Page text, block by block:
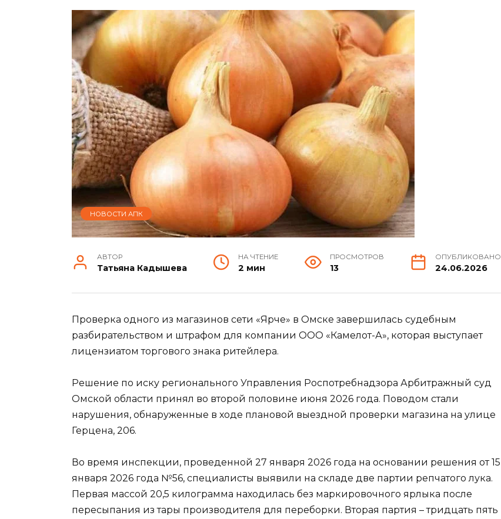
НОВОСТИ АПК
АВТОР
Татьяна Кадышева
НА ЧТЕНИЕ
2 мин
ПРОСМОТРОВ
13
ОПУБЛИКОВАНО
24.06.2026
Проверка одного из магазинов сети «Ярче» в Омске завершилась судебным
разбирательством и штрафом для компании ООО «Камелот-А», которая выступает
лицензиатом торгового знака ритейлера.
Решение по иску регионального Управления Роспотребнадзора Арбитражный суд
Омской области принял во второй половине июня 2026 года. Поводом стали
нарушения, обнаруженные в ходе плановой выездной проверки магазина на улице
Герцена, 206.
Во время инспекции, проведенной 27 января 2026 года на основании решения от 15
января 2026 года №56, специалисты выявили на складе две партии репчатого лука.
Первая массой 20,5 килограмма находилась без маркировочного ярлыка после
пересыпания из тары производителя для переборки. Вторая партия – тридцать пять